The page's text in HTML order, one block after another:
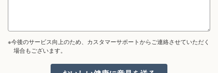
※今後のサービス向上のため、カスタマーサポートからご連絡させていただく
場合もございます。